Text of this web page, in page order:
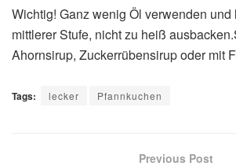
Wichtig! Ganz wenig Öl verwenden
mittlerer Stufe, nicht zu heiß
Ahornsirup, Zuckerrübensirup oder mit
Tags: lecker Pfannkuchen
Previous Post